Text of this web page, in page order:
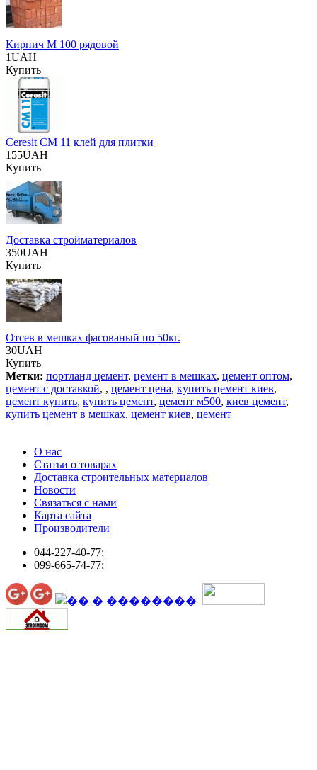
Кирпич М 100 рядовой
1UAH
Купить
Ceresit CM 11 клей для плитки
155UAH
Купить
Доставка стройматериалов
350UAH
Купить
Отсев в мешках фасованый по 50кг.
30UAH
Купить
Метки: портланд цемент, цемент в мешках, цемент оптом,
цемент с доставкой, , цемент цена, купить цемент киев,
цемент купить, купить цемент, цемент м500, киев цемент,
купить цемент в мешках, цемент киев, цемент
О нас
Статьи о товарах
Доставка строительных материалов
Новости
Связаться с нами
Карта сайта
Производители
044-227-40-77;
099-665-74-77;